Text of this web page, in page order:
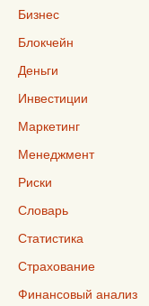
Бизнес
Блокчейн
Деньги
Инвестиции
Маркетинг
Менеджмент
Риски
Словарь
Статистика
Страхование
Финансовый анализ